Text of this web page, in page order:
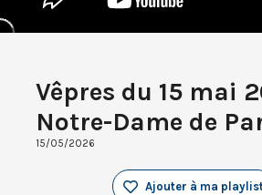
Vêpres du 15 mai
Notre-Dame de
15/05/2026
Ajouter à ma